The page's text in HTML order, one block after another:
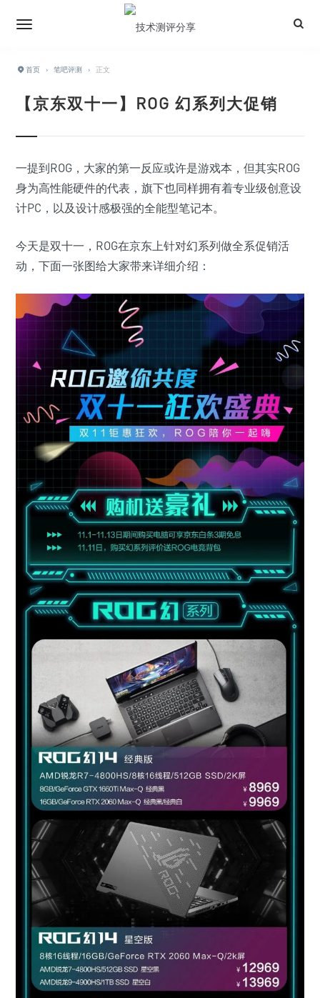
首页 › 笔吧评测 › 正文
【京东双十一】ROG 幻系列大促销
一提到ROG，大家的第一反应或许是游戏本，但其实ROG
身为高性能硬件的代表，旗下也同样拥有着专业级创意设
计PC，以及设计感极强的全能型笔记本。
今天是双十一，ROG在京东上针对幻系列做全系促销活
动，下面一张图给大家带来详细介绍：